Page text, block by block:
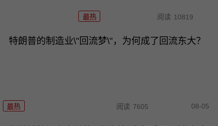
最热 阅读 10819
特朗普的制造业\"回流梦\"，为何成了回流东大？
最热 阅读 7605 08-05